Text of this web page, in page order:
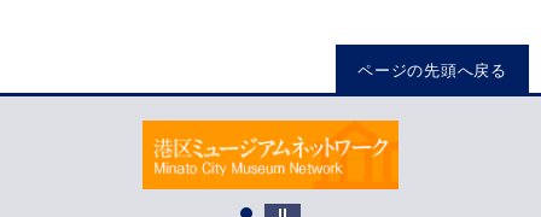
ページの先頭へ戻る